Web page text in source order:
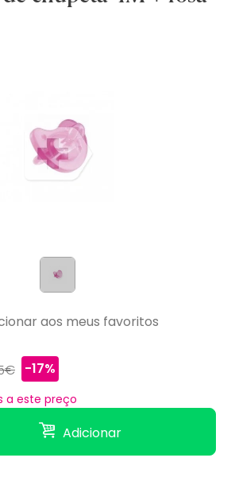
-17%
a este preço
Adicionar
aos meus favoritos